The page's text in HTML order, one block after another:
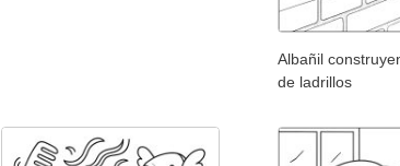
Albañil
de ladrillos